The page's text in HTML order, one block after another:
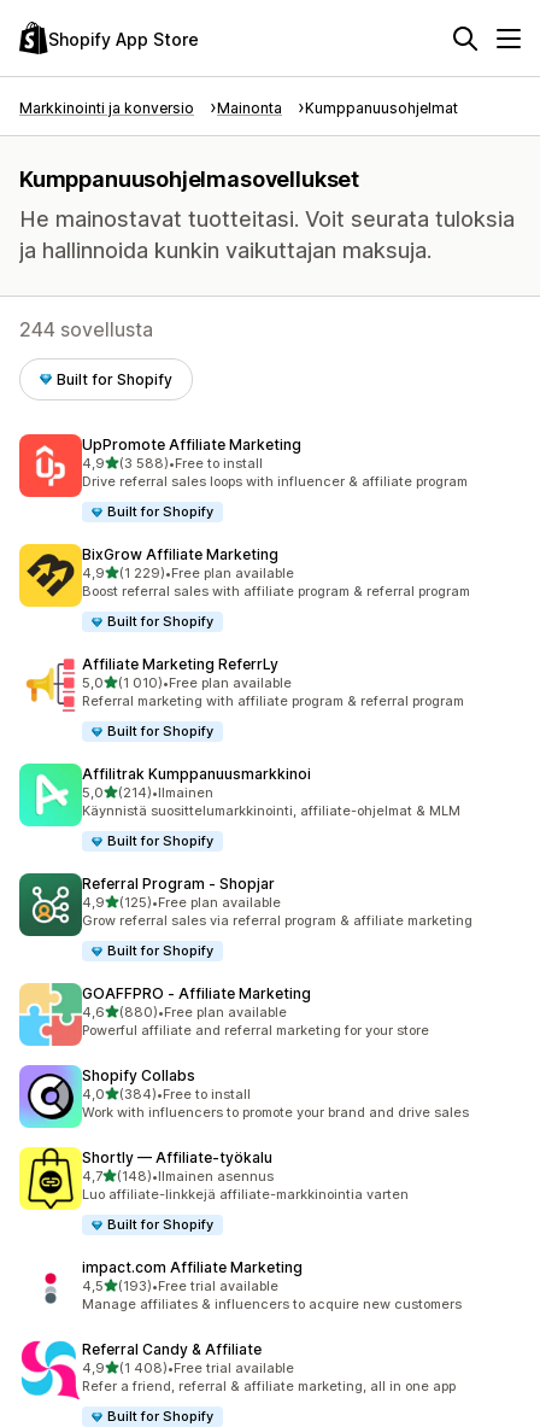
Shopify App Store
Markkinointi ja konversio Mainonta Kumppanuusohjelmat
Kumppanuusohjelmasovellukset
He mainostavat tuotteitasi. Voit seurata tuloksia
ja hallinnoida kunkin vaikuttajan maksuja.
244 sovellusta
Built for Shopify
UpPromote Affiliate Marketing
4,9/ 5 tähteä
(3 588)
3588 arvostelua yhteensä
•Free to install
Drive referral sales loops with influencer & affiliate program
Built for Shopify
BixGrow Affiliate Marketing
4,9/ 5 tähteä
(1 229)
1229 arvostelua yhteensä
•Free plan available
Boost referral sales with affiliate program & referral program
Built for Shopify
Affiliate Marketing ReferrLy
5,0/ 5 tähteä
(1 010)
1010 arvostelua yhteensä
•Free plan available
Referral marketing with affiliate program & referral program
Built for Shopify
Affilitrak Kumppanuusmarkkinoi
5,0/ 5 tähteä
(214)
214 arvostelua yhteensä
•Ilmainen
Käynnistä suosittelumarkkinointi, affiliate-ohjelmat & MLM
Built for Shopify
Referral Program ‑ Shopjar
4,9/ 5 tähteä
(125)
125 arvostelua yhteensä
•Free plan available
Grow referral sales via referral program & affiliate marketing
Built for Shopify
GOAFFPRO ‑ Affiliate Marketing
4,6/ 5 tähteä
(880)
880 arvostelua yhteensä
•Free plan available
Powerful affiliate and referral marketing for your store
Shopify Collabs
4,0/ 5 tähteä
(384)
384 arvostelua yhteensä
•Free to install
Work with influencers to promote your brand and drive sales
Shortly — Affiliate‑työkalu
4,7/ 5 tähteä
(148)
148 arvostelua yhteensä
•Ilmainen asennus
Luo affiliate-linkkejä affiliate-markkinointia varten
Built for Shopify
impact.com Affiliate Marketing
4,5/ 5 tähteä
(193)
193 arvostelua yhteensä
•Free trial available
Manage affiliates & influencers to acquire new customers
Referral Candy & Affiliate
4,9/ 5 tähteä
(1 408)
1408 arvostelua yhteensä
•Free trial available
Refer a friend, referral & affiliate marketing, all in one app
Built for Shopify